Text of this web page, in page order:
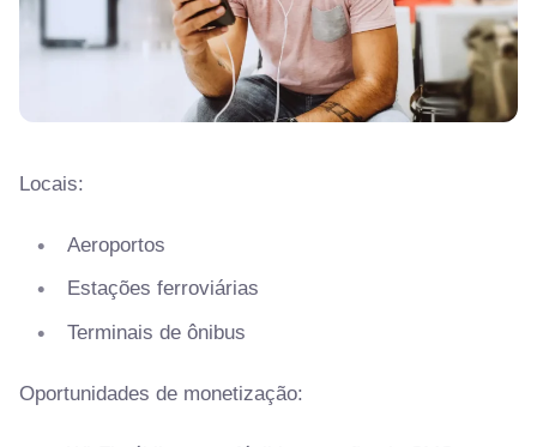
Locais:
Aeroportos
Estações ferroviárias
Terminais de ônibus
Oportunidades de monetização: